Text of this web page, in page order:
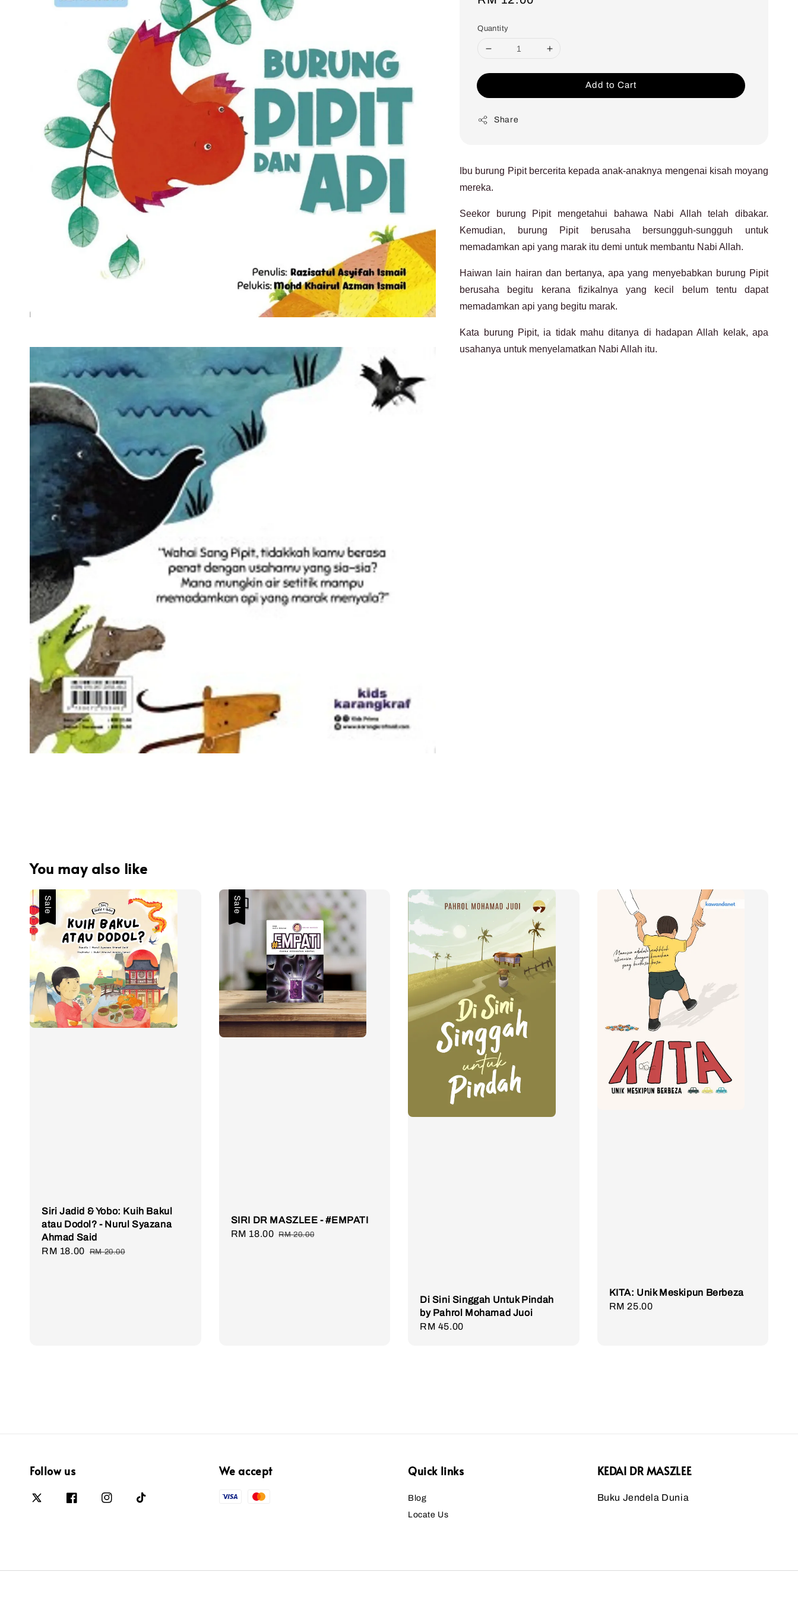
Quantity
Add to Cart
Share
Ibu burung Pipit bercerita kepada anak-anaknya mengenai kisah moyang
mereka.
Seekor burung Pipit mengetahui bahawa Nabi Allah telah dibakar.
Kemudian, burung Pipit berusaha bersungguh-sungguh untuk
memadamkan api yang marak itu demi untuk membantu Nabi Allah.
Haiwan lain hairan dan bertanya, apa yang menyebabkan burung Pipit
berusaha begitu kerana fizikalnya yang kecil belum tentu dapat
memadamkan api yang begitu marak.
Kata burung Pipit, ia tidak mahu ditanya di hadapan Allah kelak, apa
usahanya untuk menyelamatkan Nabi Allah itu.
You may also like
Sale
Siri Jadid & Yobo: Kuih Bakul
atau Dodol? - Nurul Syazana
Ahmad Said
Sale
RM 18.00 Regular
RM 20.00
Sale
SIRI DR MASZLEE - #EMPATI
Sale
RM 18.00 Regular
RM 20.00
Di Sini Singgah Untuk Pindah
by Pahrol Mohamad Juoi
Regular
RM 45.00
KITA: Unik Meskipun Berbeza
Regular
RM 25.00
Follow us We accept Quick links
Blog
Locate Us
KEDAI DR MASZLEE
Buku Jendela Dunia